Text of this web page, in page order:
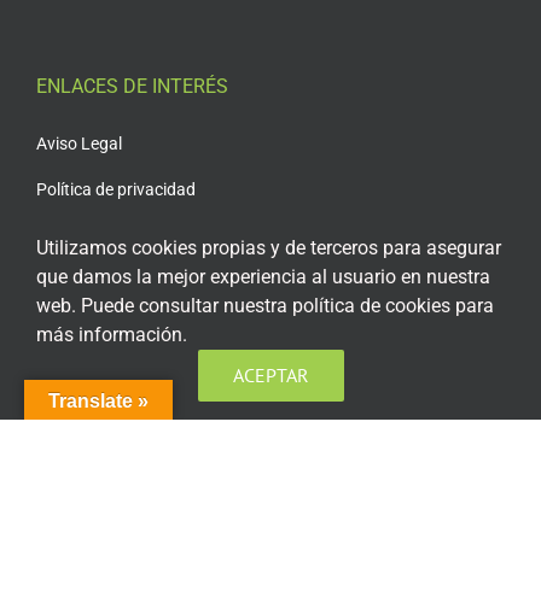
ENLACES DE INTERÉS
Aviso Legal
Política de privacidad
Política de cookies
Condiciones generales de contratación
Acceso plataforma de teleformación
Translate »
Utilizamos cookies propias y de terceros para asegurar
que damos la mejor experiencia al usuario en nuestra
web. Puede consultar nuestra política de cookies para
más información.
ACEPTAR